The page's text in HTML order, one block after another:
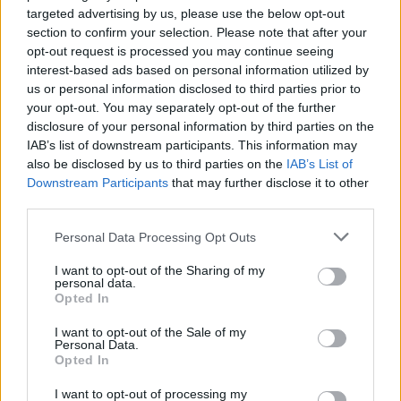
targeted advertising by us, please use the below opt-out
section to confirm your selection. Please note that after your
opt-out request is processed you may continue seeing
interest-based ads based on personal information utilized by
us or personal information disclosed to third parties prior to
your opt-out. You may separately opt-out of the further
disclosure of your personal information by third parties on the
IAB’s list of downstream participants. This information may
also be disclosed by us to third parties on the IAB’s List of
Downstream Participants that may further disclose it to other
Please note that this website/app uses one or more Google
not limited to your visit or usage behaviour. You may click to
grant or deny consent to Google and its third-party tags to
use your data for below specified purposes in below Google
consent section.
Personal Data Processing Opt Outs
I want to opt-out of the Sharing of my
personal data.
Opted In
I want to opt-out of the Sale of my
Personal Data.
Opted In
I want to opt-out of processing my
A tengerfenék alatt négy óriáskábellel
kötik össze Spanyolország és
Franciaország villamosenergia-
hálózatát
AJÁNLJUK MÉG
Velencén ismét a jazzé lesz a főszerep: folytatódik a
Mézesvölgyi Nyár